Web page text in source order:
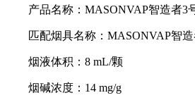
产品名称：MASONVAP智造者3
匹配烟具名称：MASONVAP智
烟液体积：8 mL/颗
烟碱浓度：14 mg/g